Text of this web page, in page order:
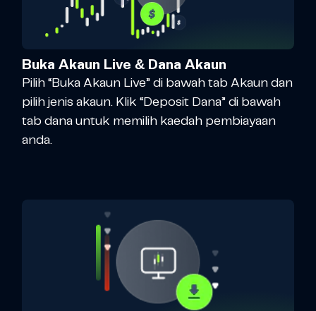
Buka Akaun Live & Dana Akaun
Pilih “Buka Akaun Live” di bawah tab Akaun dan
pilih jenis akaun. Klik “Deposit Dana” di bawah
tab dana untuk memilih kaedah pembiayaan
anda.